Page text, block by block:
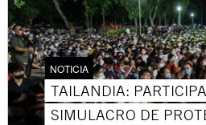
NOTICIA
TAILANDIA:
SIMULACRO DE